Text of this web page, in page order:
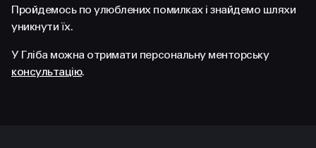
FACEBOOK LINKEDIN
Пройдемось по улюблених помилках і знайдемо шляхи
уникнути їх.
У Гліба можна отримати персональну менторську
консультацію.